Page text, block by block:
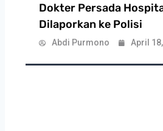
Dokter Persada
Dilaporkan ke Polisi
Abdi Purmono April